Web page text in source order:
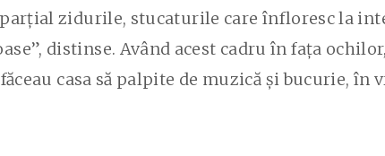
zidurile, stucaturile care înfloresc la
distinse. Având acest cadru în fața
casa să palpite de muzică și bucurie, în